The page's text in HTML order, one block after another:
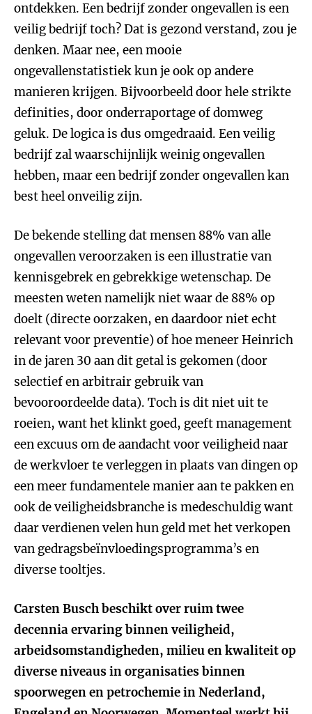
ontdekken. Een bedrijf zonder ongevallen is een
veilig bedrijf toch? Dat is gezond verstand, zou je
denken. Maar nee, een mooie
ongevallenstatistiek kun je ook op andere
manieren krijgen. Bijvoorbeeld door hele strikte
definities, door onderraportage of domweg
geluk. De logica is dus omgedraaid. Een veilig
bedrijf zal waarschijnlijk weinig ongevallen
hebben, maar een bedrijf zonder ongevallen kan
best heel onveilig zijn.
De bekende stelling dat mensen 88% van alle
ongevallen veroorzaken is een illustratie van
kennisgebrek en gebrekkige wetenschap. De
meesten weten namelijk niet waar de 88% op
doelt (directe oorzaken, en daardoor niet echt
relevant voor preventie) of hoe meneer Heinrich
in de jaren 30 aan dit getal is gekomen (door
selectief en arbitrair gebruik van
bevooroordeelde data). Toch is dit niet uit te
roeien, want het klinkt goed, geeft management
een excuus om de aandacht voor veiligheid naar
de werkvloer te verleggen in plaats van dingen op
een meer fundamentele manier aan te pakken en
ook de veiligheidsbranche is medeschuldig want
daar verdienen velen hun geld met het verkopen
van gedragsbeïnvloedingsprogramma’s en
diverse tooltjes.
Carsten Busch beschikt over ruim twee
decennia ervaring binnen veiligheid,
arbeidsomstandigheden, milieu en kwaliteit op
diverse niveaus in organisaties binnen
spoorwegen en petrochemie in Nederland,